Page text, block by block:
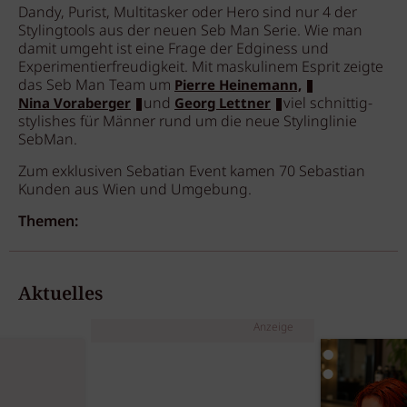
Dandy, Purist, Multitasker oder Hero sind nur 4 der
Stylingtools aus der neuen Seb Man Serie. Wie man
damit umgeht ist eine Frage der Edginess und
Experimentierfreudigkeit. Mit maskulinem Esprit zeigte
das Seb Man Team um Pierre Heinemann,
Nina Voraberger
und Georg Lettner viel schnittig-
stylishes für Männer rund um die neue Stylinglinie
SebMan.
Zum exklusiven Sebatian Event kamen 70 Sebastian
Kunden aus Wien und Umgebung.
Themen:
Aktuelles
Anzeige